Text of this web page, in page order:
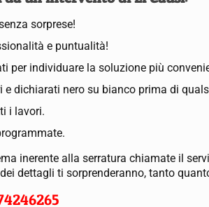
sorprese!
e puntualità!
per individuare la soluzione più
e dichiarati nero su bianco prima di
i lavori.
inerente alla serratura chiamate il
dettagli ti sorprenderanno, tanto